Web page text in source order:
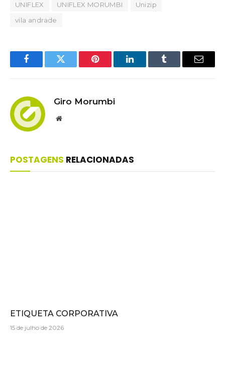
UNIFLEX
UNIFLEX MORUMBI
Unizip
vila andrade
FacebookTwitter Pinterest LinkedInTumblr Email
Giro Morumbi
Website
POSTAGENS RELACIONADAS
ETIQUETA CORPORATIVA
15 de julho de 2026